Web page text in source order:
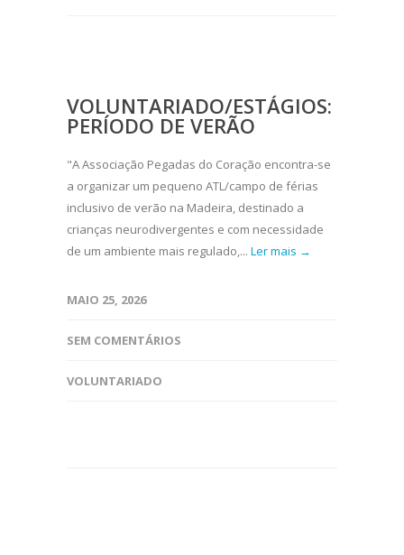
VOLUNTARIADO/ESTÁGIOS:
PERÍODO DE VERÃO
"A Associação Pegadas do Coração encontra-se
a organizar um pequeno ATL/campo de férias
inclusivo de verão na Madeira, destinado a
crianças neurodivergentes e com necessidade
de um ambiente mais regulado,... Ler mais →
MAIO 25, 2026
SEM COMENTÁRIOS
VOLUNTARIADO